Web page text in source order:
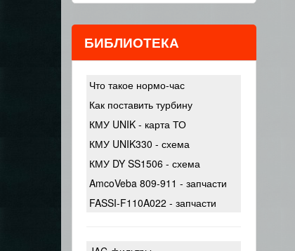
БИБЛИОТЕКА
Что такое нормо-час
Как поставить турбину
КМУ UNIK - карта ТО
КМУ UNIK330 - схема
КМУ DY SS1506 - схема
AmcoVeba 809-911 - запчасти
FASSI-F110A022 - запчасти